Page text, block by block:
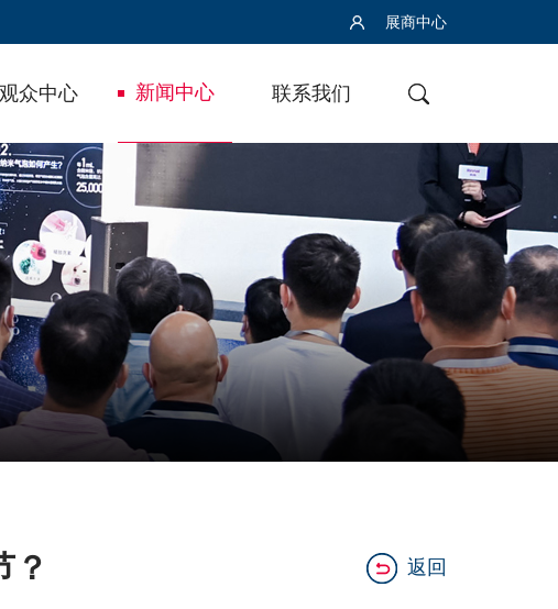
展商中心
观众中心 新闻中心 联系我们
？ 返回